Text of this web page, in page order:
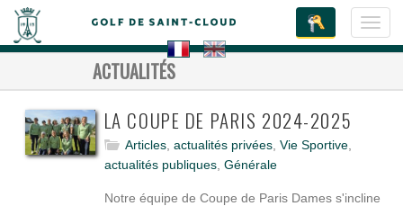
ACTUALITÉS
LA COUPE DE PARIS 2024-2025
Articles, actualités privées, Vie Sportive,
actualités publiques, Générale
Notre équipe de Coupe de Paris Dames s'incline